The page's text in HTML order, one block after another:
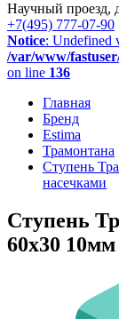
Научный проезд,
+7(495) 777-07-90
Notice: Undefined
/var/www/
on line 136
Главная
Бренд
Estima
Трамонтана
Ступень
насечками
Ступень
60x30